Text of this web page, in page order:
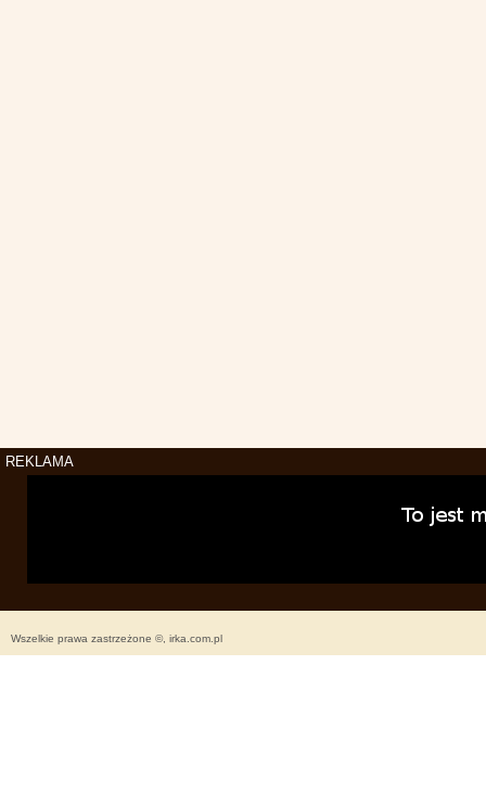
REKLAMA
Wszelkie prawa zastrzeżone ©, irka.com.pl